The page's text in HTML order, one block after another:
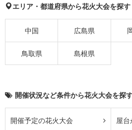
エリア・都道府県から花火大会を探す
中国 広島県
鳥取県 島根県
開催状況など条件から花火大会を探
開催予定の花火大会 屋